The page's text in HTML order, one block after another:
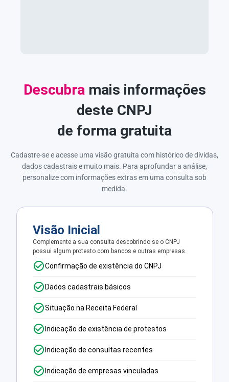
Descubra mais informações
deste CNPJ
de forma gratuita
Cadastre-se e acesse uma visão gratuita com histórico de dívidas,
dados cadastrais e muito mais. Para aprofundar a análise,
personalize com informações extras em uma consulta sob
medida.
Visão Inicial
Complemente a sua consulta descobrindo se o CNPJ
possui algum protesto com bancos e outras empresas.
Confirmação de existência do CNPJ
Dados cadastrais básicos
Situação na Receita Federal
Indicação de existência de protestos
Indicação de consultas recentes
Indicação de empresas vinculadas